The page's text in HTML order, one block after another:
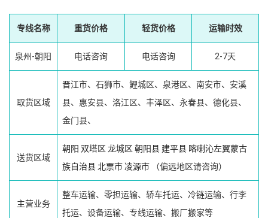
专线名称 重货价格 轻货价格 运输时效
泉州-朝阳 电话咨询 电话咨询 2-7天
取货区域
晋江市、石狮市、鲤城区、泉港区、南安市、安溪
县、惠安县、洛江区、丰泽区、永春县、德化县、
金门县、
送货区域
朝阳 双塔区 龙城区 朝阳县 建平县 喀喇沁左翼蒙古
族自治县北票市 凌源市 （偏远地区请咨询）
主营业务
整车运输、零担运输、轿车托运、冷链运输、行李
托运、设备运输、专线运输、搬厂搬家等